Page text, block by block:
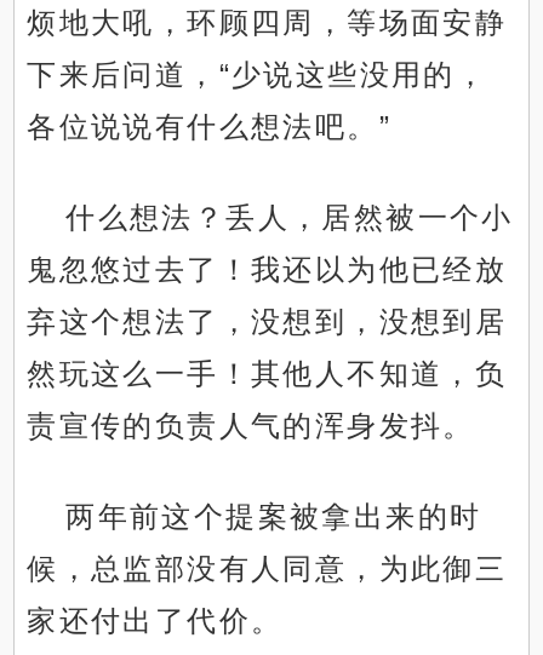
烦地大吼，环顾四周，等场面安静
下来后问道，“少说这些没用的，
各位说说有什么想法吧。”
什么想法？丢人，居然被一个小
鬼忽悠过去了！我还以为他已经放
弃这个想法了，没想到，没想到居
然玩这么一手！其他人不知道，负
责宣传的负责人气的浑身发抖。
两年前这个提案被拿出来的时
候，总监部没有人同意，为此御三
家还付出了代价。